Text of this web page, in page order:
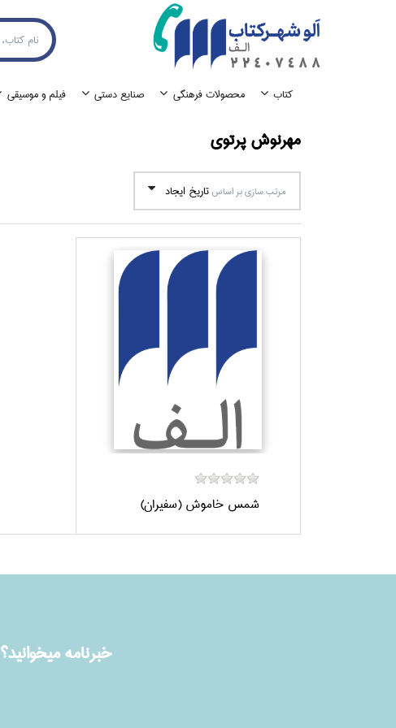
كتاب محصولات فرهنگي صنايع دستي فيلم و موسيقي
مهرنوش پرتوي
مرتب سازي بر اساس تاريخ ايجاد
شمس خاموش (سفيران)
خبرنامه ميخوانيد؟